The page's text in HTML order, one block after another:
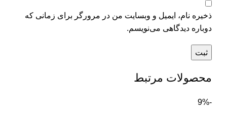
ذخیره نام، ایمیل و وبسایت من در مرورگر برای زمانی که
دوباره دیدگاهی می‌نویسم.
محصولات مرتبط
-9%